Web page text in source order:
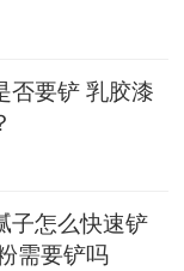
否要铲 乳胶漆
子怎么快速铲
需要铲吗